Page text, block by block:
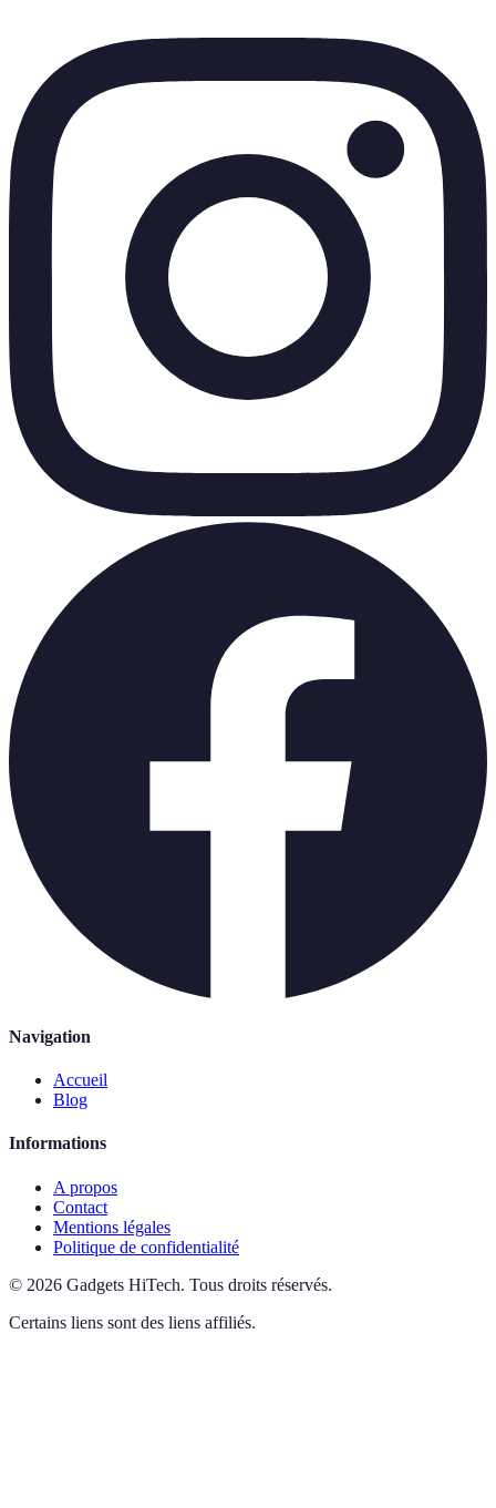
Navigation
Accueil
Blog
Informations
A propos
Contact
Mentions légales
Politique de confidentialité
© 2026 Gadgets HiTech. Tous droits réservés.
Certains liens sont des liens affiliés.